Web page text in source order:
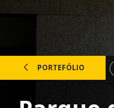
PORTEFÓLIO